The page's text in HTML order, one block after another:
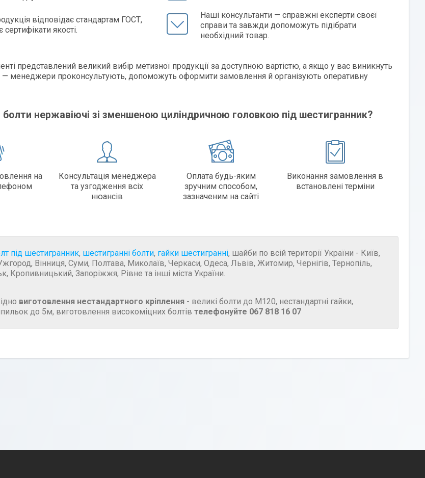
відповідає стандартам ГОСТ,
сертифікати якості.
Наші консультанти — справжні експерти своєї
справи та завжди допоможуть підібрати
необхідний товар.
представлений великий вибір метизної продукції за доступною вартістю, а якщо у вас виникнуть
— менеджери проконсультують, допоможуть оформити замовлення й організують оперативну
болти нержавіючі зі зменшеною циліндричною головкою під шестигранник?
на
Консультація менеджера
та узгодження всіх
нюансів
Оплата будь-яким
зручним способом,
зазначеним на сайті
Виконання замовлення в
встановлені терміни
під шестигранник, шестигранні болти, гайки шестигранні, шайби по всій території України - Київ,
Вінниця, Суми, Полтава, Миколаїв, Черкаси, Одеса, Львів, Житомир, Чернігів, Тернопіль,
Кропивницький, Запоріжжя, Рівне та інші міста України.
виготовлення нестандартного кріплення - великі болти до М120, нестандартні гайки,
до 5м, виготовлення високоміцних болтів телефонуйте 067 818 16 07